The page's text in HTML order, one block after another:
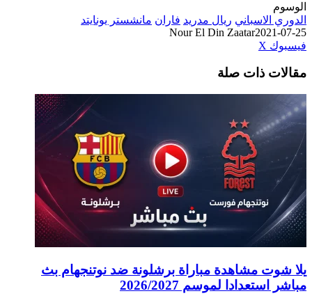
الوسوم
الدوري الاسباني ريال مدريد فاران مانشستر يونايتد
Nour El Din Zaatar2021-07-25
فيسبوك ‫X
البريد
مقالات ذات صلة
يلا شوت مشاهدة مباراة برشلونة ضد نوتنجهام بث
مباشر استعدادا لموسم 2026/2027